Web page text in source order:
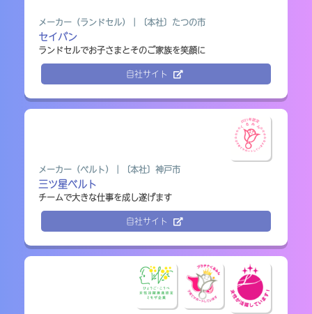
メーカー（広告印刷物）｜〔本社〕丹波市
お客様の声を直接聞けるメーカーです！
メーカー（プラスチック）｜〔本社〕加東市
アスカカンパニー
入社2年目からプロジェクト担当！
はりまっち 掲載ページ
メーカー（ランドセル）｜〔本社〕たつの市
セイバン
ランドセルでお子さまとそのご家族を笑顔に
自社サイト
メーカー（ベルト）｜〔本社〕神戸市
三ツ星ベルト
チームで大きな仕事を成し遂げます
自社サイト